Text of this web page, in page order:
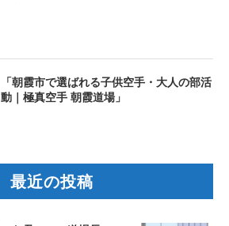
「朝霞市で選ばれる子供空手・大人の部活
動｜極真空手 朝霞道場」
最近の投稿